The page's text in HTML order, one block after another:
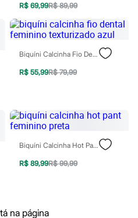
R$ 69,99R$ 89,99
Biquíni Calcinha Fio Dental Feminino Texturizado Azul
R$ 55,99R$ 79,99
Biquíni Calcinha Hot Pant Feminino Preta
R$ 89,99R$ 99,99
na página